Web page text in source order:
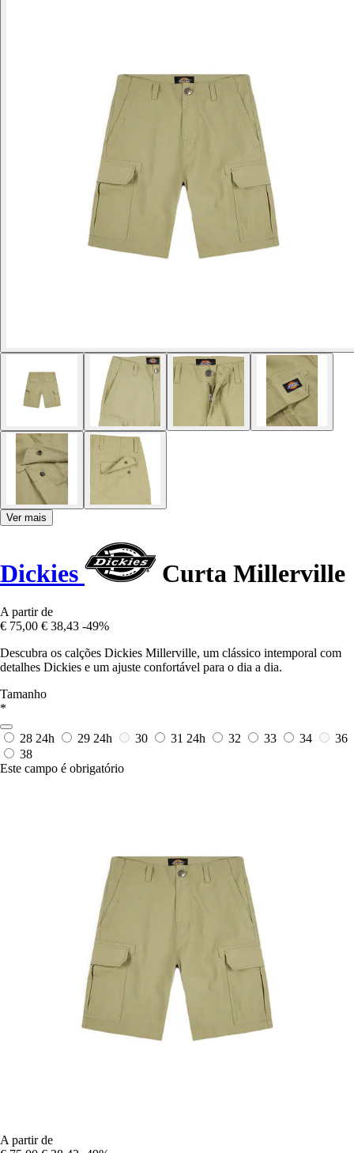
Ver mais
Dickies Curta Millerville
A partir de
€ 75,00 € 38,43 -49%
Descubra os calções Dickies Millerville, um clássico intemporal com
detalhes Dickies e um ajuste confortável para o dia a dia.
Tamanho
*
28 24h 29 24h 30 31 24h 32 33 34
36
38
Este campo é obrigatório
A partir de